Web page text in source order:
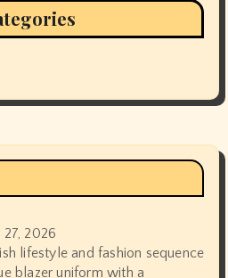
27, 2026
lifestyle and fashion sequence
blazer uniform with a